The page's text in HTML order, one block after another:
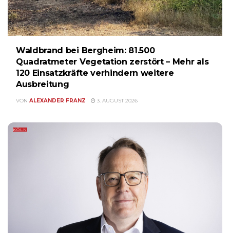
Waldbrand bei Bergheim: 81.500
Quadratmeter Vegetation zerstört – Mehr als
120 Einsatzkräfte verhindern weitere
Ausbreitung
VON ALEXANDER FRANZ 3. AUGUST 2026
KÖLN